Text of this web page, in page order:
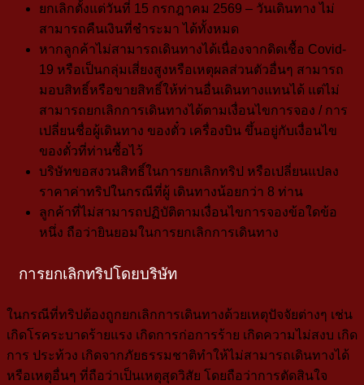
ยกเลิกตั้งแต่วันที่ 15 กรกฎาคม 2569 – วันเดินทาง ไม่
สามารถคืนเงินที่ชำระมา ได้ทั้งหมด
หากลูกค้าไม่สามารถเดินทางได้เนื่องจากดิดเชื้อ Covid-
19 หรือเป็นกลุ่มเสี่ยงสูงหรือเหตุผลส่วนตัวอื่นๆ สามารถ
มอบสิทธิ์หรือขายสิทธิ์ให้ท่านอื่นเดินทางแทนได้ แต่ไม่
สามารถยกเลิกการเดินทางได้ตามเงื่อนไขการจอง / การ
เปลี่ยนชื่อผู้เดินทาง ของตั๋ว เครื่องบิน ขึ้นอยู่กับเงื่อนไข
ของตั๋วที่ท่านซื้อไว้
บริษัทขอสงวนสิทธิ์ในการยกเลิกทริป หรือเปลี่ยนแปลง
ราคาค่าทริปในกรณีที่ผู้ เดินทางน้อยกว่า 8 ท่าน
ลูกค้าที่ไม่สามารถปฏิบัติตามเงื่อนไขการจองข้อใดข้อ
หนึ่ง ถือว่ายินยอมในการยกเลิกการเดินทาง
การยกเลิกทริปโดยบริษัท
ในกรณีที่ทริปต้องถูกยกเลิกการเดินทางด้วยเหตุปัจจัยต่างๆ เช่น
เกิดโรคระบาดร้ายแรง เกิดการก่อการร้าย เกิดความไม่สงบ เกิด
การ ประท้วง เกิดจากภัยธรรมชาติทำให้ไม่สามารถเดินทางได้
หรือเหตุอื่นๆ ที่ถือว่าเป็นเหตุสุดวิสัย โดยถือว่าการตัดสินใจ